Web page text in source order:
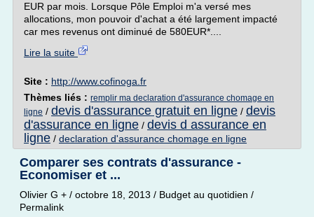
EUR par mois. Lorsque Pôle Emploi m'a versé mes
allocations, mon pouvoir d'achat a été largement impacté
car mes revenus ont diminué de 580EUR*....
Lire la suite
Site : http://www.cofinoga.fr
Thèmes liés : remplir ma declaration d'assurance chomage en
ligne / devis d'assurance gratuit en ligne / devis
d'assurance en ligne / devis d assurance en
ligne / declaration d'assurance chomage en ligne
Comparer ses contrats d'assurance -
Economiser et ...
Olivier G + / octobre 18, 2013 / Budget au quotidien /
Permalink